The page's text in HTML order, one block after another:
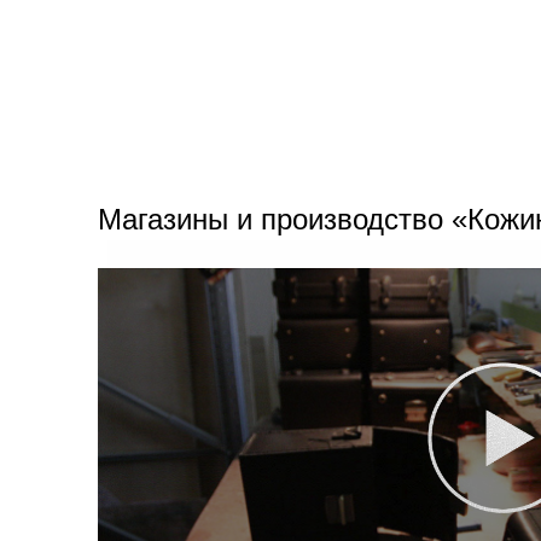
Магазины и производство